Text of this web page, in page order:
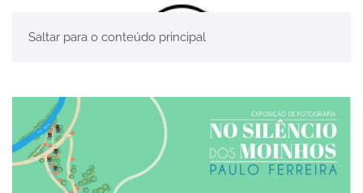
Saltar para o conteúdo principal